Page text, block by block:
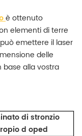
è ottenuto
elementi di terre
emettere il laser
delle
alla vostra
di stronzio
d oped